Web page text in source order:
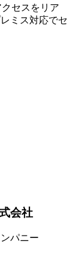
セスをリア
ミス対応でセ
会社
パニー